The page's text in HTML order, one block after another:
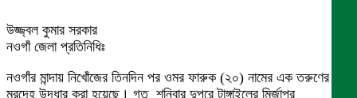
উজ্জ্বল কুমার সরকার
নওগাঁ জেলা প্রতিনিধিঃ
নওগাঁর মান্দায় নিখোঁজের তিনদিন পর ওমর ফারুক (২০) নামের এক তরুণের
মরদেহ উদ্ধার করা হয়েছে। গত শনিবার দুপুরে টাঙ্গাইলের মির্জাপুর